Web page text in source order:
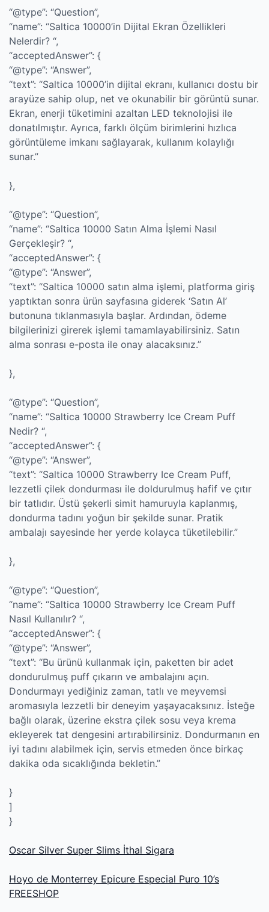
“@type”: “Question”,
“name”: “Saltica 10000’in Dijital Ekran Özellikleri
Nelerdir? “,
“acceptedAnswer”: {
“@type”: “Answer”,
“text”: “Saltica 10000’in dijital ekranı, kullanıcı dostu bir
arayüze sahip olup, net ve okunabilir bir görüntü sunar.
Ekran, enerji tüketimini azaltan LED teknolojisi ile
donatılmıştır. Ayrıca, farklı ölçüm birimlerini hızlıca
görüntüleme imkanı sağlayarak, kullanım kolaylığı
sunar.”
},
“@type”: “Question”,
“name”: “Saltica 10000 Satın Alma İşlemi Nasıl
Gerçekleşir? “,
“acceptedAnswer”: {
“@type”: “Answer”,
“text”: “Saltica 10000 satın alma işlemi, platforma giriş
yaptıktan sonra ürün sayfasına giderek ‘Satın Al’
butonuna tıklanmasıyla başlar. Ardından, ödeme
bilgilerinizi girerek işlemi tamamlayabilirsiniz. Satın
alma sonrası e-posta ile onay alacaksınız.”
},
“@type”: “Question”,
“name”: “Saltica 10000 Strawberry Ice Cream Puff
Nedir? “,
“acceptedAnswer”: {
“@type”: “Answer”,
“text”: “Saltica 10000 Strawberry Ice Cream Puff,
lezzetli çilek dondurması ile doldurulmuş hafif ve çıtır
bir tatlıdır. Üstü şekerli simit hamuruyla kaplanmış,
dondurma tadını yoğun bir şekilde sunar. Pratik
ambalajı sayesinde her yerde kolayca tüketilebilir.”
},
“@type”: “Question”,
“name”: “Saltica 10000 Strawberry Ice Cream Puff
Nasıl Kullanılır? “,
“acceptedAnswer”: {
“@type”: “Answer”,
“text”: “Bu ürünü kullanmak için, paketten bir adet
dondurulmuş puff çıkarın ve ambalajını açın.
Dondurmayı yediğiniz zaman, tatlı ve meyvemsi
aromasıyla lezzetli bir deneyim yaşayacaksınız. İsteğe
bağlı olarak, üzerine ekstra çilek sosu veya krema
ekleyerek tat dengesini artırabilirsiniz. Dondurmanın en
iyi tadını alabilmek için, servis etmeden önce birkaç
dakika oda sıcaklığında bekletin.”
}
]
}
Oscar Silver Super Slims İthal Sigara
Hoyo de Monterrey Epicure Especial Puro 10’s
FREESHOP